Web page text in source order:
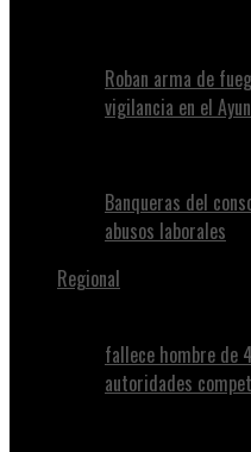
Roban arma de
vigilancia en el
Banqueras del
abusos laborales
Regional
fallece hombre de
autoridades